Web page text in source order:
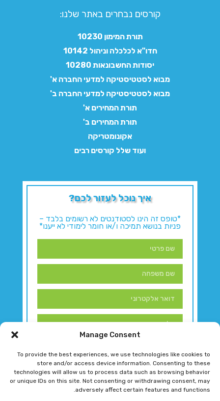
Manage Consent
To provide the best experiences, we use technologies like cookies to
store and/or access device information. Consenting to these
technologies will allow us to process data such as browsing behavior
or unique IDs on this site. Not consenting or withdrawing consent, may
adversely affect certain features and functions.
קורסים נבחרים באתר שלנו:​
תורת המימון 10230
חדו"א לכלכלה וניהול 10142
יסודות החשבונאות 10280
מבוא לסטטיסטיקה למדעי החברה א'
מבוא לסטטיסטיקה למדעי החברה ב'
תורת המחירים א'
תורת המחירים ב'
אקונומטריקה
ועוד שלל קורסים רבים
איך נוכל לעזור לכם?
*טופס זה הינו לסטודנטים לא רשומים בלבד –
פניות בנושא תמיכה ו/או חומר לימודי לא ייענו*